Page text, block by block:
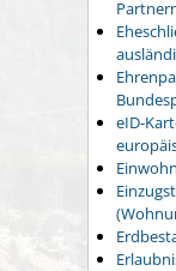
eID-